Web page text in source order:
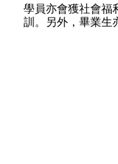
學員亦會獲社會福
訓。另外，畢業生